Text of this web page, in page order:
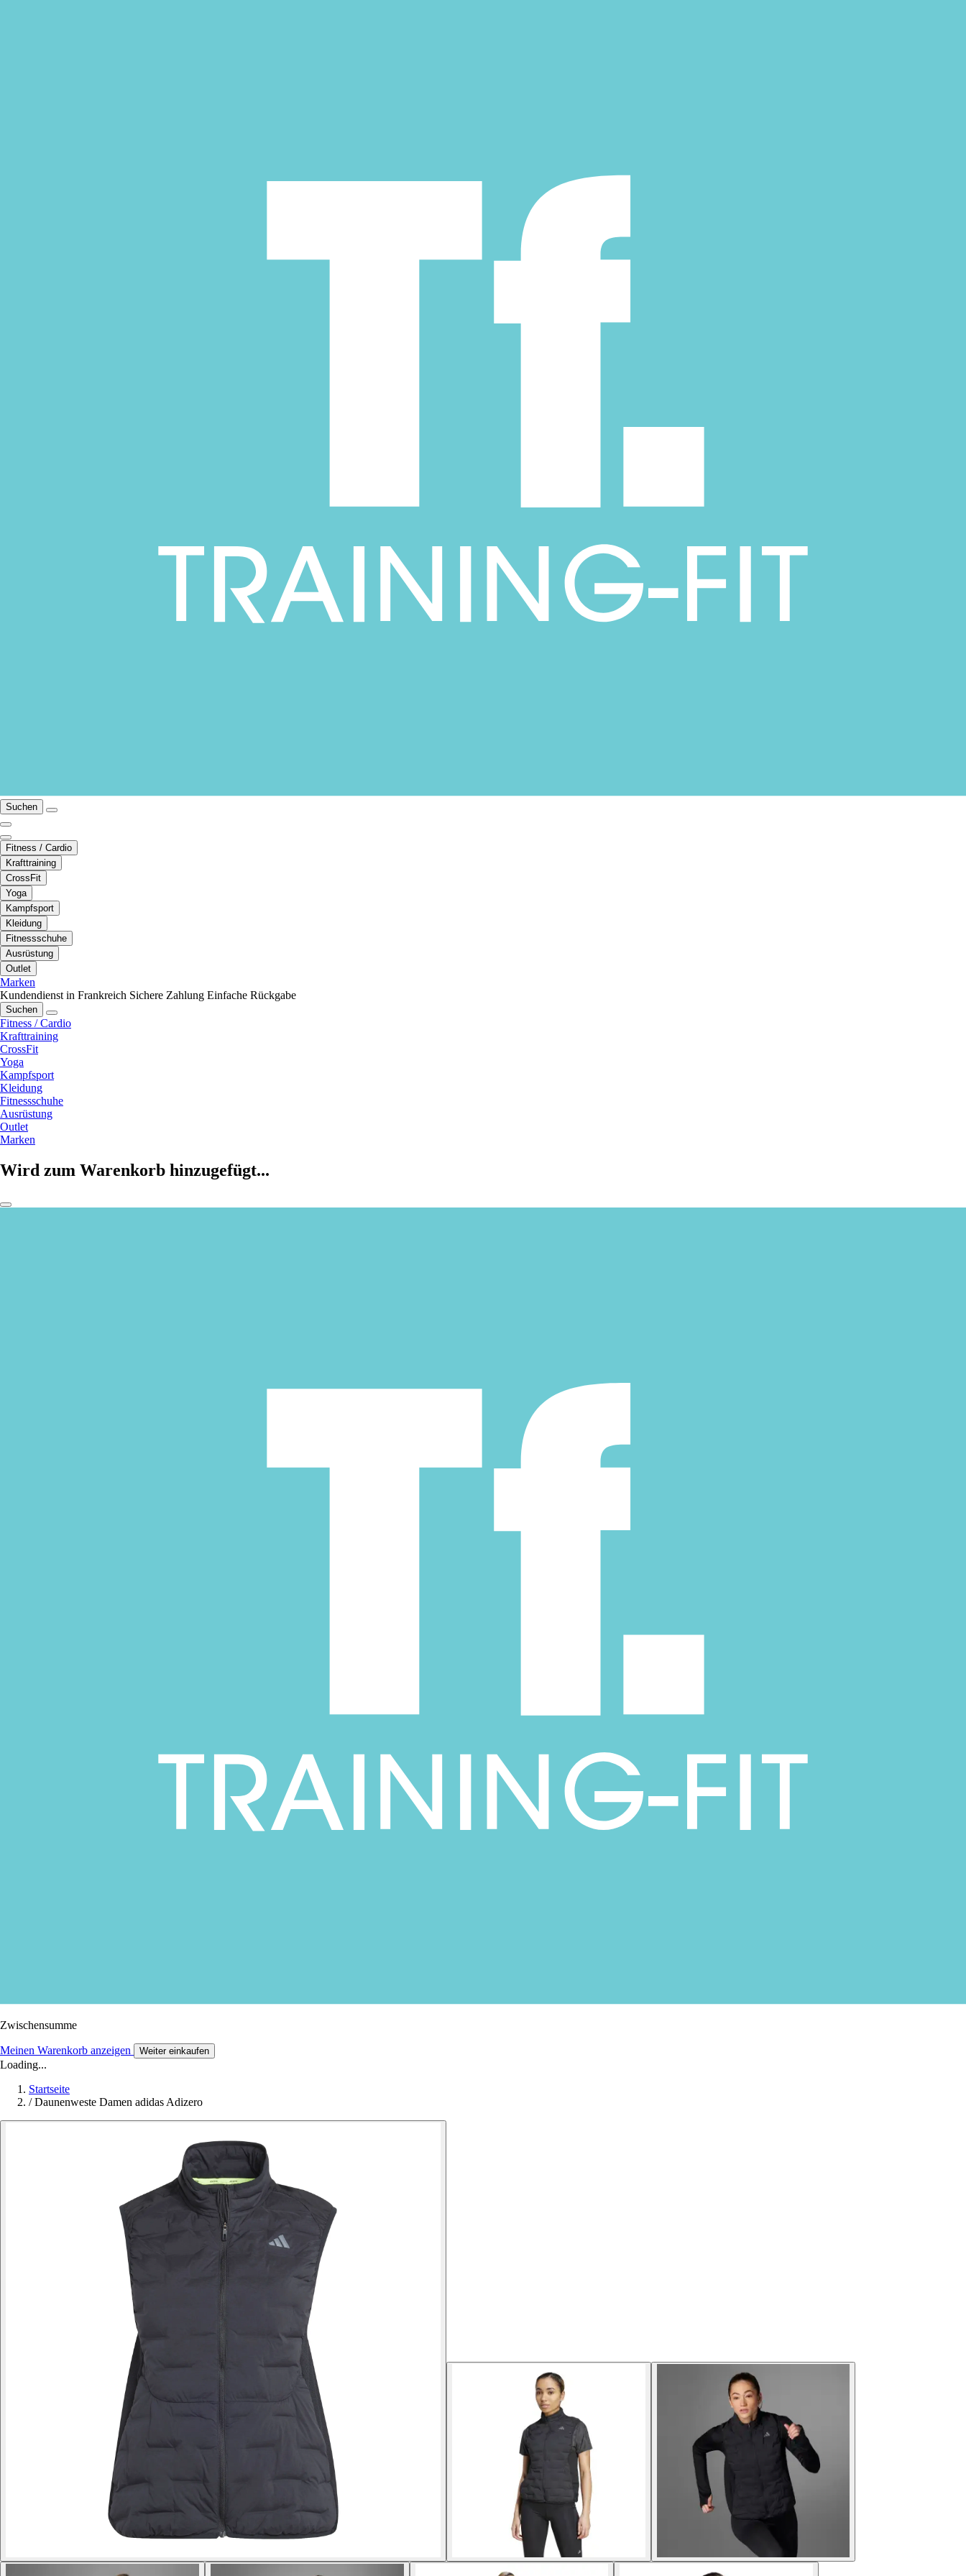
Suchen
Fitness / Cardio
Krafttraining
CrossFit
Yoga
Kampfsport
Kleidung
Fitnessschuhe
Ausrüstung
Outlet
Marken
Kundendienst in Frankreich Sichere Zahlung Einfache Rückgabe
Suchen
Fitness / Cardio
Krafttraining
CrossFit
Yoga
Kampfsport
Kleidung
Fitnessschuhe
Ausrüstung
Outlet
Marken
Wird zum Warenkorb hinzugefügt...
Zwischensumme
Meinen Warenkorb anzeigen Weiter einkaufen
Loading...
Startseite
/ Daunenweste Damen adidas Adizero